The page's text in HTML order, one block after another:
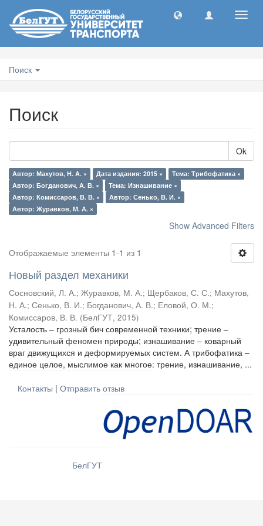
Поиск
Поиск
Ok
Автор: Махутов, Н. А. × Дата издания: 2015 ×
Тема: Трибофатика ×
Автор: Богданович, А. В. ×
Тема: Изнашивание ×
Автор: Комиссаров, В. В. ×
Автор: Сенько, В. И. ×
Автор: Журавков, М. А. ×
Show Advanced Filters
Отображаемые элементы 1-1 из 1
Новый раздел механики
Сосновский, Л. А.; Журавков, М. А.; Щербаков, С. С.; Махутов,
Н. А.; Сенько, В. И.; Богданович, А. В.; Еловой, О. М.;
Комиссаров, В. В. (БелГУТ, 2015)
Усталость – грозный бич современной техники; трение –
удивительный феномен природы; изнашивание – коварный
враг движущихся и деформируемых систем. А трибофатика –
единое целое, мыслимое как многое: трение, изнашивание, ...
Контакты | Отправить отзыв
БелГУТ